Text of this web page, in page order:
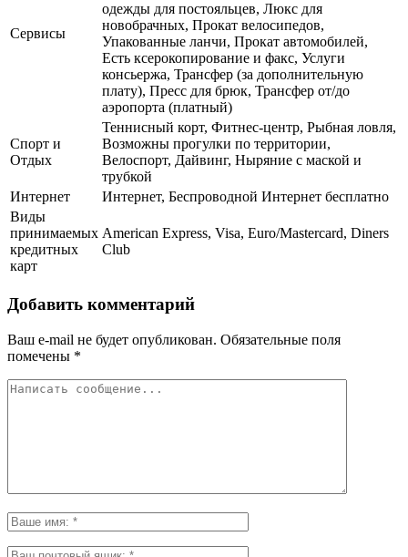
Сервисы
одежды для постояльцев, Люкс для
новобрачных, Прокат велосипедов,
Упакованные ланчи, Прокат автомобилей,
Есть ксерокопирование и факс, Услуги
консьержа, Трансфер (за дополнительную
плату), Пресс для брюк, Трансфер от/до
аэропорта (платный)
Спорт и
Отдых
Теннисный корт, Фитнес-центр, Рыбная ловля,
Возможны прогулки по территории,
Велоспорт, Дайвинг, Ныряние с маской и
трубкой
Интернет
Интернет, Беспроводной Интернет бесплатно
Виды
принимаемых
кредитных
карт
American Express, Visa, Euro/Mastercard, Diners
Club
Добавить комментарий
Ваш e-mail не будет опубликован. Обязательные поля
помечены *